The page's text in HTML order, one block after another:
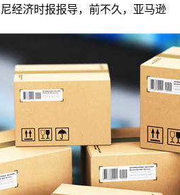
经济时报报导，前不久，亚马逊